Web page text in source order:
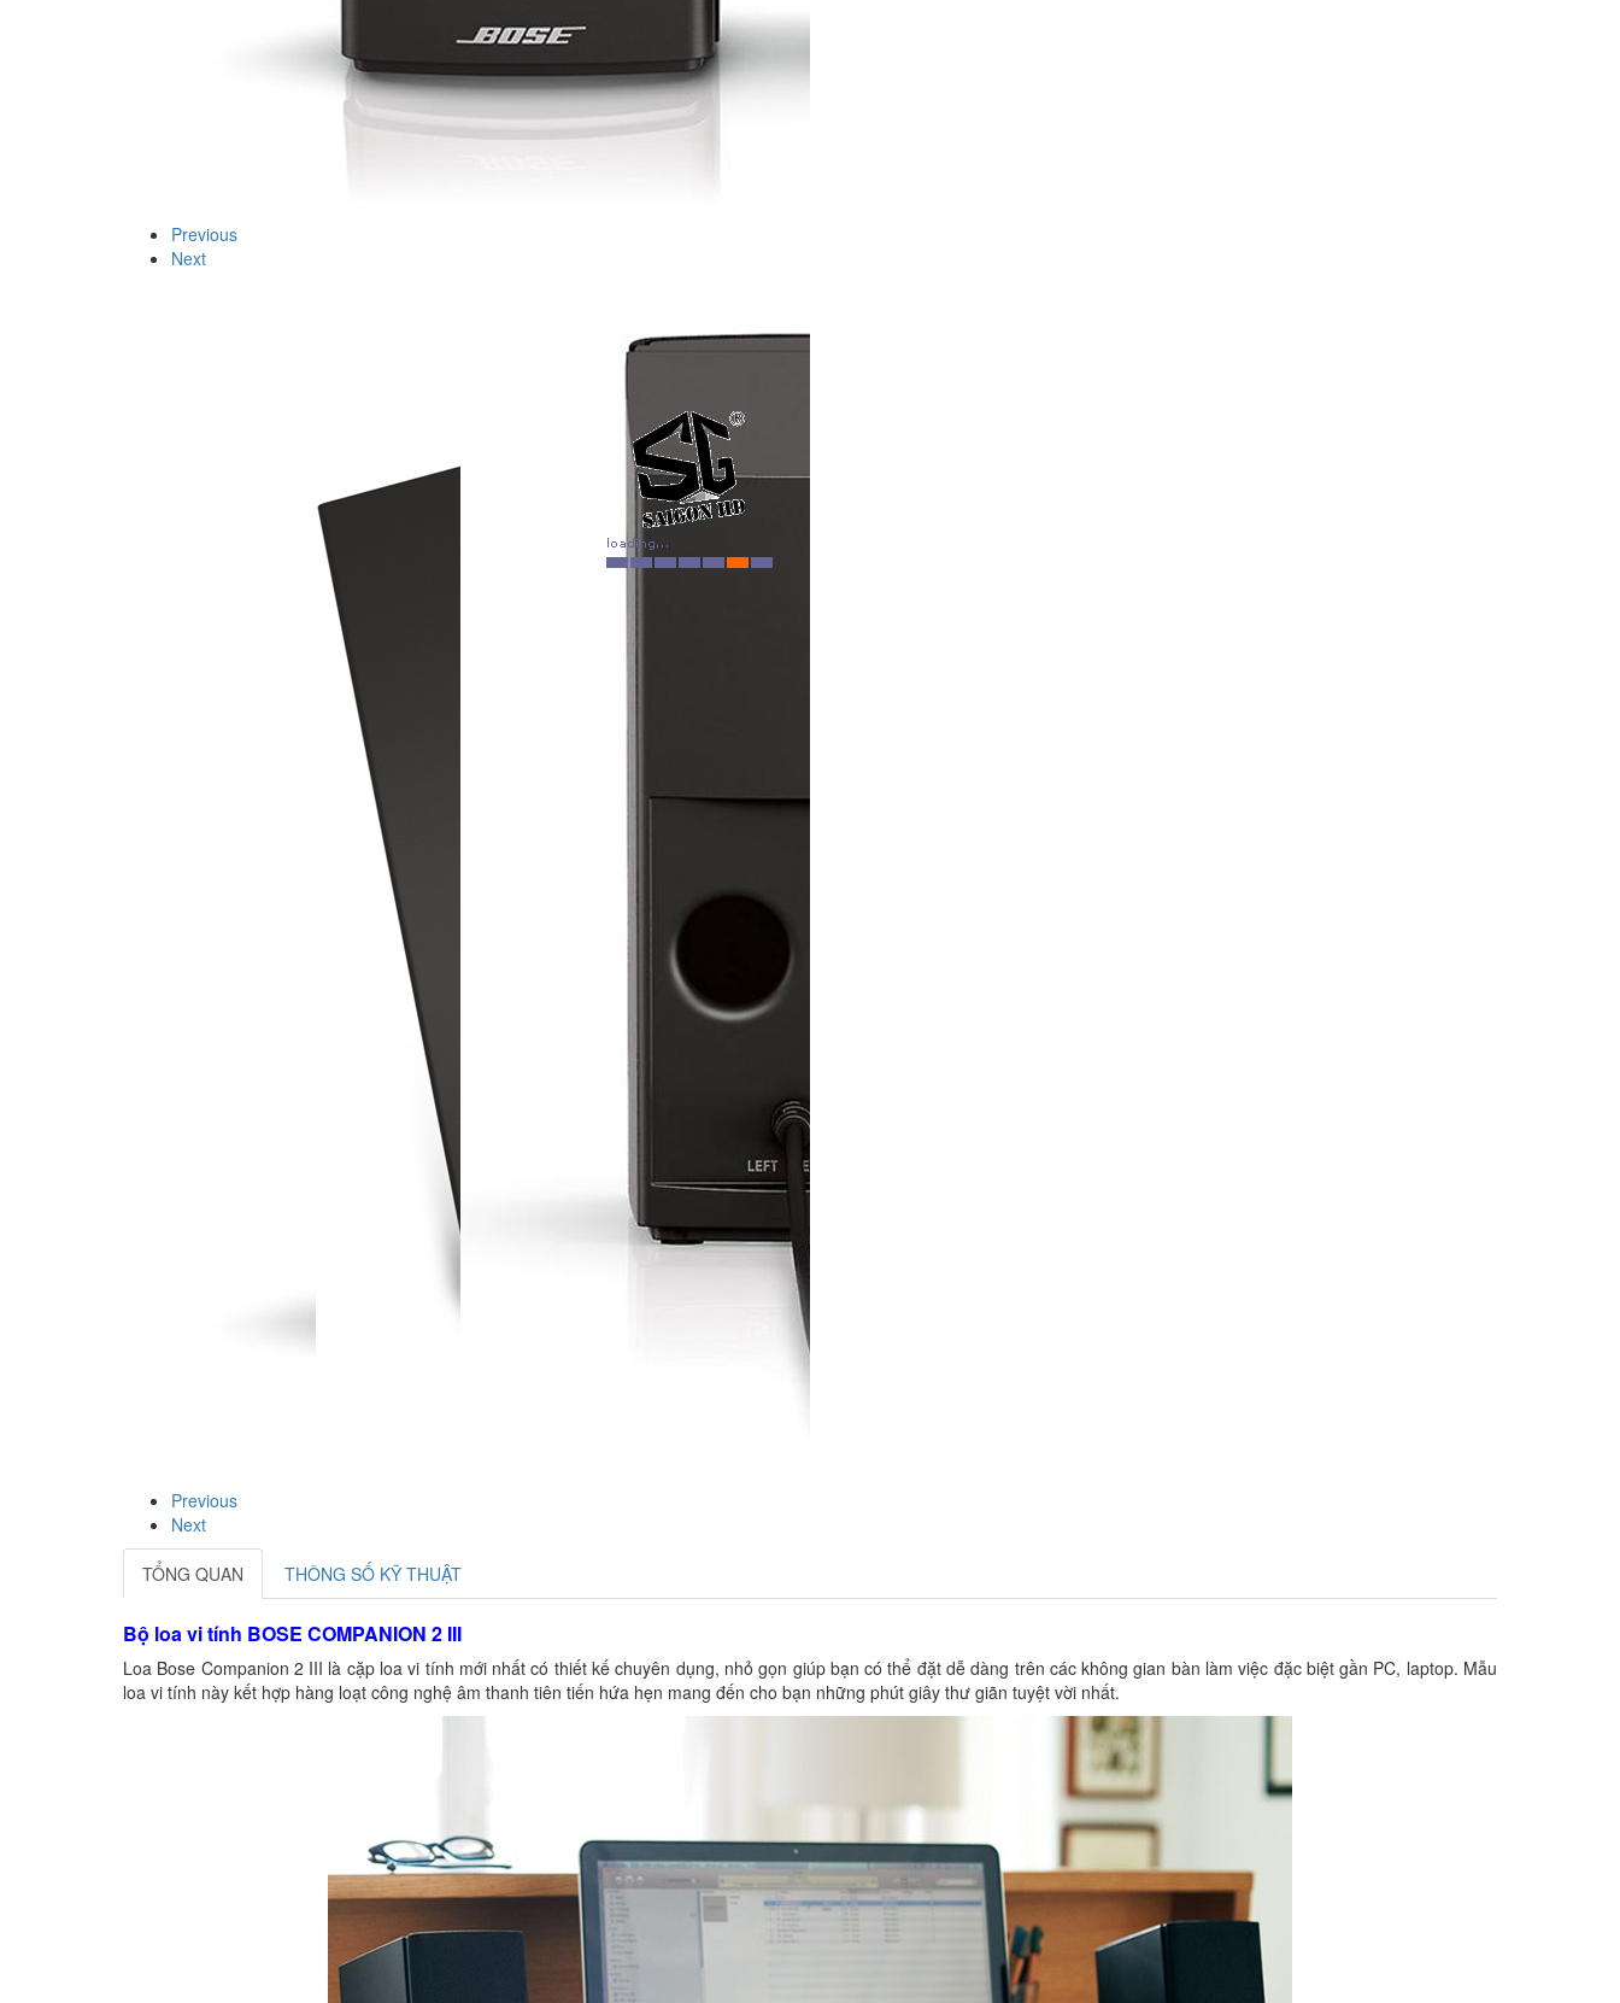
Previous
Next
Previous
Next
TỔNG QUAN THÔNG SỐ KỸ THUẬT
Bộ loa vi tính BOSE COMPANION 2 III
Loa Bose Companion 2 III là cặp loa vi tính mới nhất có thiết kế chuyên dụng, nhỏ gọn giúp bạn có thể đặt dễ dàng trên các không gian bàn làm việc đặc biệt gần PC, laptop. Mẫu
loa vi tính này kết hợp hàng loạt công nghệ âm thanh tiên tiến hứa hẹn mang đến cho bạn những phút giây thư giãn tuyệt vời nhất.